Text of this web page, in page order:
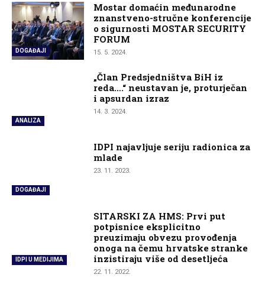
DOGAĐAJI
Mostar domaćin međunarodne
znanstveno-stručne konferencije
o sigurnosti MOSTAR SECURITY
FORUM
15. 5. 2024.
ANALIZA
„Član Predsjedništva BiH iz
reda….“ neustavan je, proturječan
i apsurdan izraz
14. 3. 2024.
DOGAĐAJI
IDPI najavljuje seriju radionica za
mlade
23. 11. 2023.
IDPI U MEDIJIMA
SITARSKI ZA HMS: Prvi put
potpisnice eksplicitno
preuzimaju obvezu provođenja
onoga na čemu hrvatske stranke
inzistiraju više od desetljeća
22. 11. 2022.